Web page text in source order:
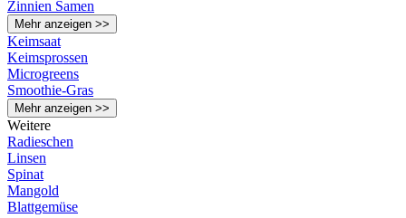
Zinnien Samen
Mehr anzeigen >>
Keimsaat
Keimsprossen
Microgreens
Smoothie-Gras
Mehr anzeigen >>
Weitere
Radieschen
Linsen
Spinat
Mangold
Blattgemüse